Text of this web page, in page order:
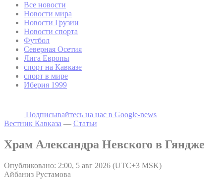
Все новости
Новости мира
Новости Грузии
Новости спорта
Футбол
Северная Осетия
Лига Европы
спорт на Кавказе
спорт в мире
Иберия 1999
Подписывайтесь на наc в Google-news
Вестник Кавказа — Статьи
Храм Александра Невского в Гяндже
Опубликовано: 2:00, 5 авг 2026 (UTC+3 MSK)
Айбаниз Рустамова